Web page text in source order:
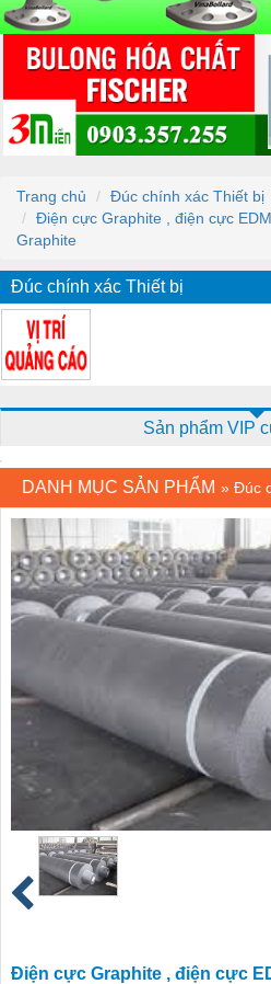
Trang chủ
Đúc chính xác Thiết bị
Điện cực Graphite , điện cực
Graphite
Đúc chính xác Thiết bị
Sản phẩm VIP
DANH MỤC SẢN PHẨM » Đúc
Điện cực Graphite , điện cực